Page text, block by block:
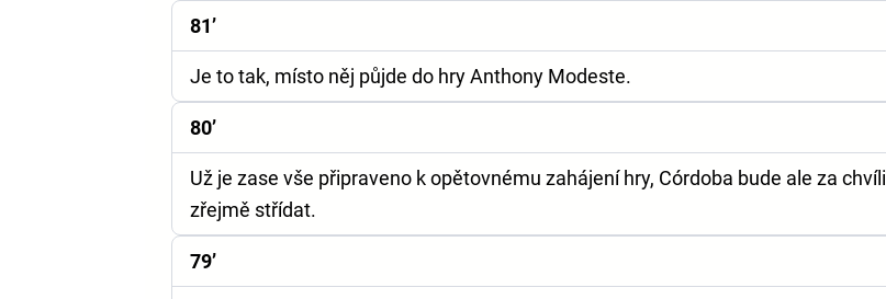
81’
Je to tak, místo něj půjde do hry Anthony Modeste.
80’
Už je zase vše připraveno k opětovnému zahájení hry, Córdoba bude ale za chvíli
zřejmě střídat.
79’